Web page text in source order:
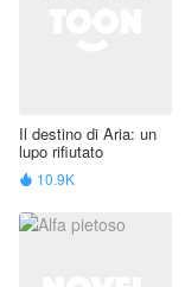
Il destino di Aria: un
lupo rifiutato
 10.9K